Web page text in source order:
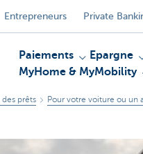
Entrepreneurs Private
Paiements Epargne
MyHome & MyMobility
prêts Pour votre voiture ou un